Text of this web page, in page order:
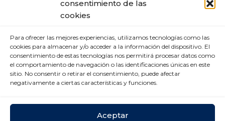
consentimiento de las
cookies
Para ofrecer las mejores experiencias, utilizamos tecnologías como las
cookies para almacenar y/o acceder a la información del dispositivo. El
consentimiento de estas tecnologías nos permitirá procesar datos como
el comportamiento de navegación o las identificaciones únicas en este
sitio. No consentir o retirar el consentimiento, puede afectar
negativamente a ciertas características y funciones.
Aceptar
Nuevas tecnologías (2)
Laborales (12)
Relaciones laborales (11)